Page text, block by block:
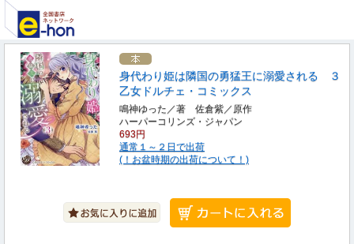
身代わり姫は隣国の勇猛王に溺愛される ３
乙女ドルチェ・コミックス
鳴神ゆった／著 佐倉紫／原作
ハーパーコリンズ・ジャパン
693円
通常１～２日で出荷
(！お盆時期の出荷について！)